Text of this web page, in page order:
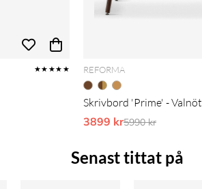
★★★★★ REFORMA
Skrivbord 'Prime' - Valnöt
3899 krOrdinarie pris:
5990 kr
Senast tittat på